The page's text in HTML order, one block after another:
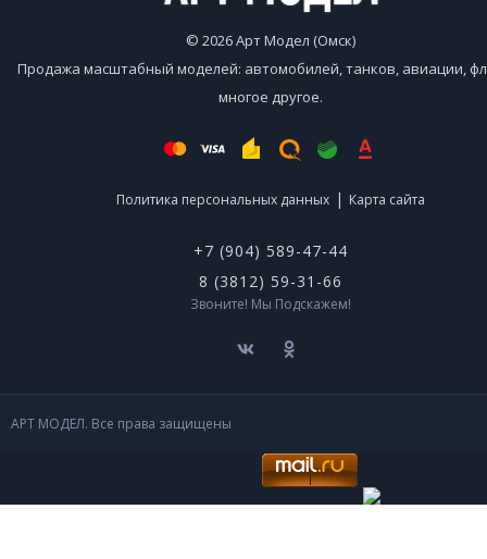
© 2026 Арт Модел (Омск)
Продажа масштабный моделей: автомобилей, танков, авиации,
многое другое.
Политика персональных данных | Карта сайта
+7 (904) 589-47-44
8 (3812) 59-31-66
Звоните! Мы Подскажем!
АРТ МОДЕЛ. Все права защищены